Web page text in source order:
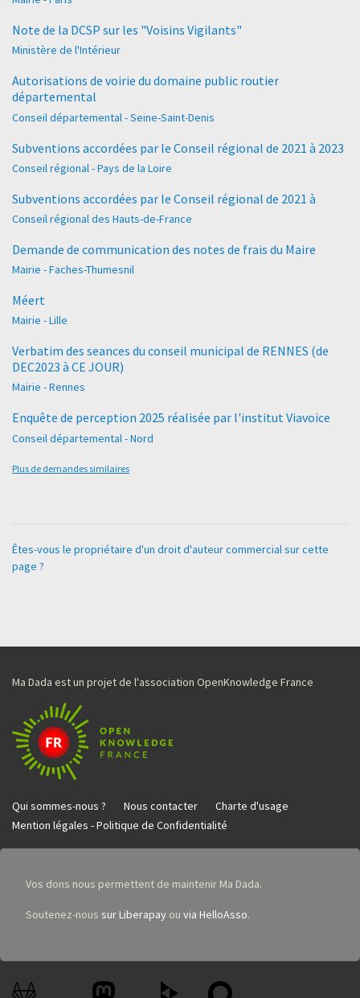
Note de la DCSP sur les "Voisins Vigilants"
Ministère de l'Intérieur
Autorisations de voirie du domaine public routier
départemental
Conseil départemental - Seine-Saint-Denis
Subventions accordées par le Conseil régional de 2021 à 2023
Conseil régional - Pays de la Loire
Subventions accordées par le Conseil régional de 2021 à
Conseil régional des Hauts-de-France
Demande de communication des notes de frais du Maire
Mairie - Faches-Thumesnil
Méert
Mairie - Lille
Verbatim des seances du conseil municipal de RENNES (de
DEC2023 à CE JOUR)
Mairie - Rennes
Enquête de perception 2025 réalisée par l'institut Viavoice
Conseil départemental - Nord
Plus de demandes similaires
Êtes-vous le propriétaire d'un droit d'auteur commercial sur cette
page ?
Ma Dada est un projet de l'association OpenKnowledge France
Qui sommes-nous ? Nous contacter
Charte d'usage
Mention légales - Politique de Confidentialité
Vos dons nous permettent de maintenir Ma Dada.
Soutenez-nous sur Liberapay ou via HelloAsso.